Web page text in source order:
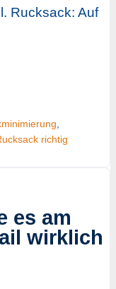
Rucksack: Auf
richtig
es am
wirklich